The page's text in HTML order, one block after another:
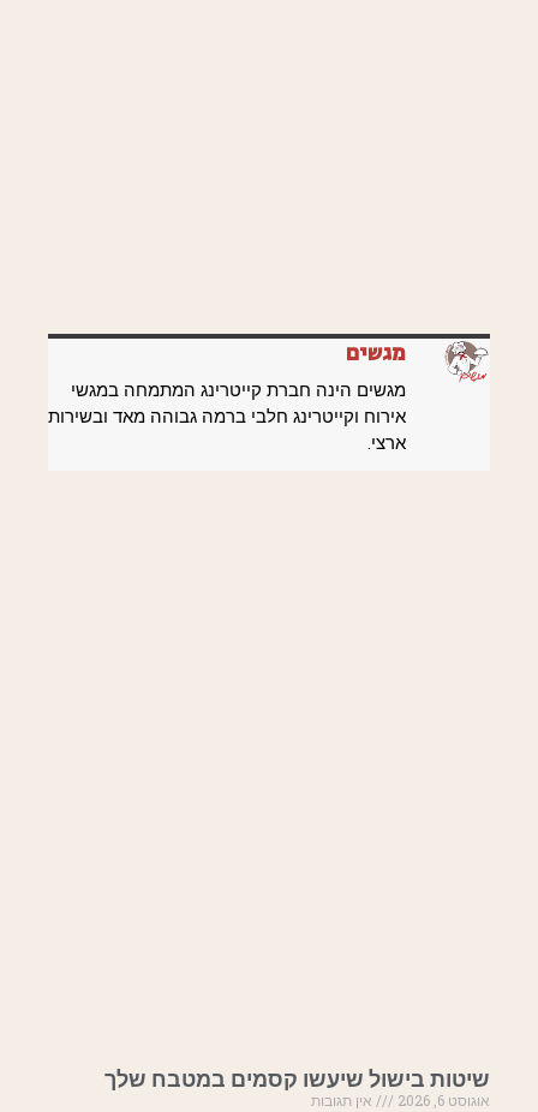
מגשים
מגשים הינה חברת קייטרינג המתמחה במגשי
אירוח וקייטרינג חלבי ברמה גבוהה מאד ובשירות
ארצי.
שיטות בישול שיעשו קסמים במטבח שלך
אוגוסט 6, 2026
אין תגובות